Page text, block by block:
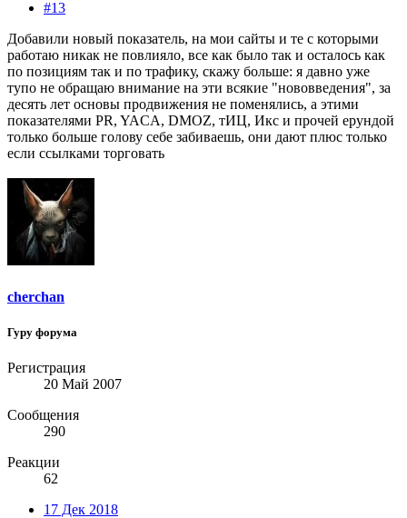
#13
Добавили новый показатель, на мои сайты и те с которыми
работаю никак не повлияло, все как было так и осталось как
по позициям так и по трафику, скажу больше: я давно уже
тупо не обращаю внимание на эти всякие "нововведения", за
десять лет основы продвижения не поменялись, а этими
показателями PR, YACA, DMOZ, тИЦ, Икс и прочей ерундой
только больше голову себе забиваешь, они дают плюс только
если ссылками торговать
cherchan
Гуру форума
Регистрация
20 Май 2007
Сообщения
290
Реакции
62
17 Дек 2018